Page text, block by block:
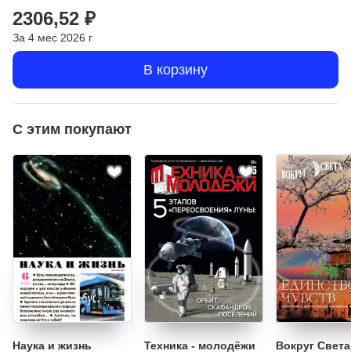
2306,52 ₽
За 4 мес 2026 г
В корзину
С этим покупают
Наука и жизнь
Техника - молодёжи
Вокруг Света